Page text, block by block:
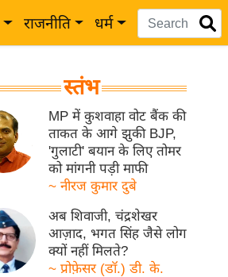
राजनीति धर्म
स्तंभ
MP में कुशवाहा वोट बैंक की
ताकत के आगे झुकी BJP,
'गुलाटी' बयान के लिए तोमर
को मांगनी पड़ी माफी
~ नीरज कुमार दुबे
अब शिवाजी, चंद्रशेखर
आज़ाद, भगत सिंह जैसे लोग
क्यों नहीं मिलते?
~ प्रोफ़ेसर (डॉ.) डी. के.